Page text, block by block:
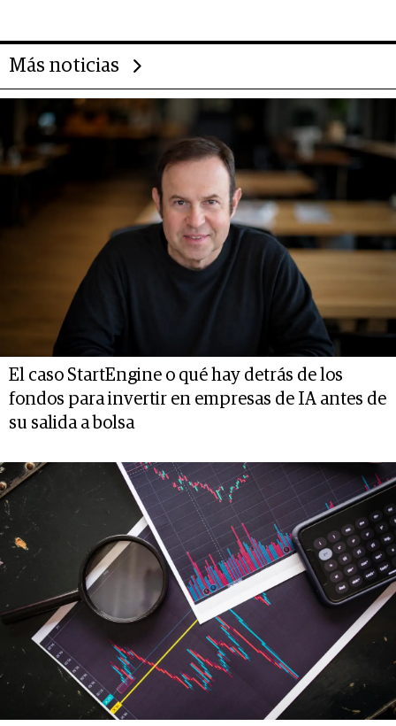
Más noticias
El caso StartEngine o qué hay detrás de los
fondos para invertir en empresas de IA antes de
su salida a bolsa